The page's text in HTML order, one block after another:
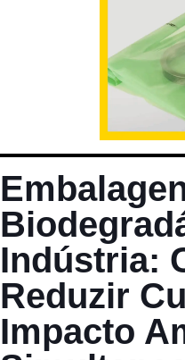
Indústria:
Reduzir
Impacto